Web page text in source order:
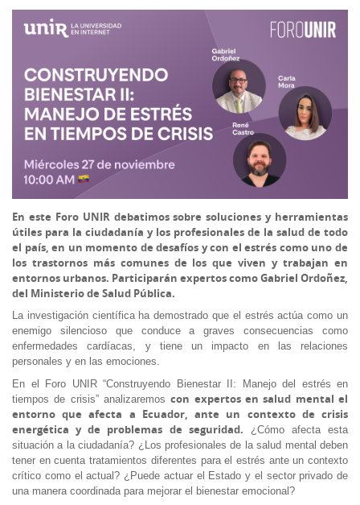
En este Foro UNIR debatimos sobre soluciones y herramientas
útiles para la ciudadanía y los profesionales de la salud de todo
el país, en un momento de desafíos y con el estrés como uno de
los trastornos más comunes de los que viven y trabajan en
entornos urbanos. Participarán expertos como Gabriel Ordoñez,
del Ministerio de Salud Pública.
La investigación científica ha demostrado que el estrés actúa como un
enemigo silencioso que conduce a graves consecuencias como
enfermedades cardíacas, y tiene un impacto en las relaciones
personales y en las emociones.
En el Foro UNIR “Construyendo Bienestar II: Manejo del estrés en
tiempos de crisis” analizaremoscon expertos en salud mental el
entorno que afecta a Ecuador, ante un contexto de crisis
energética y de problemas de seguridad. ¿Cómo afecta esta
situación a la ciudadanía? ¿Los profesionales de la salud mental deben
tener en cuenta tratamientos diferentes para el estrés ante un contexto
crítico como el actual? ¿Puede actuar el Estado y el sector privado de
una manera coordinada para mejorar el bienestar emocional?